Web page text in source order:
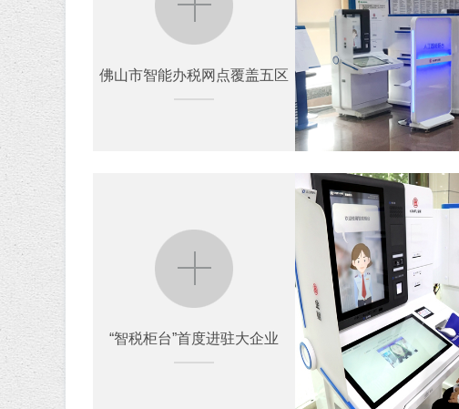
佛山市智能办税网点覆盖五区
佛山市智能办税网点覆盖五区
“智税柜台”首度进驻大企业
“智税柜台”首度进驻大企业